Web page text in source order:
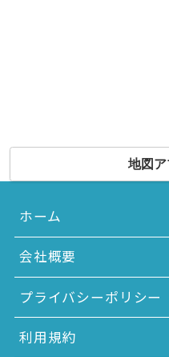
地図ア
ホーム
会社概要
プライバシーポリシー
利用規約